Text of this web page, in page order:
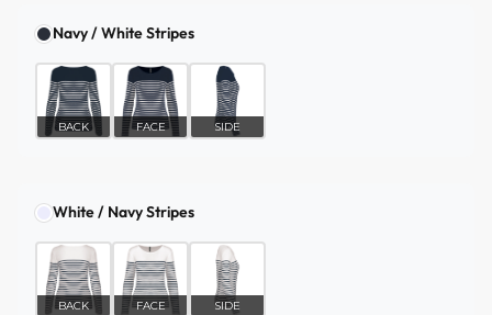
Navy / White Stripes
BACK FACE SIDE
White / Navy Stripes
BACK FACE SIDE